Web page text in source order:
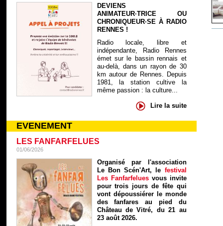
DEVIENS
ANIMATEUR·TRICE OU
CHRONIQUEUR·SE À RADIO
RENNES !
Radio locale, libre et
indépendante, Radio Rennes
émet sur le bassin rennais et
au-delà, dans un rayon de 30
km autour de Rennes. Depuis
1981, la station cultive la
même passion : la culture...
Lire la suite
EVENEMENT
LES FANFARFELUES
01/06/2026
Organisé par l'association
Le Bon Scén'Art, le festival
Les Fanfarfelues vous invite
pour trois jours de fête qui
vont dépoussiérer le monde
des fanfares au pied du
Château de Vitré, du 21 au
23 août 2026.